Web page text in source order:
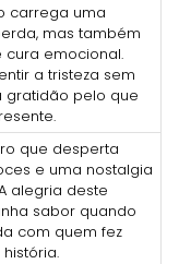
carrega uma
mas também
cura emocional.
a tristeza sem
gratidão pelo que
que desperta
e uma nostalgia
alegria deste
sabor quando
com quem fez